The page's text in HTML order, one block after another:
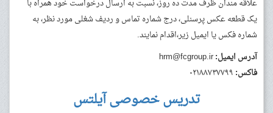
علاقه مندان ظرف مدت ده روز، نسبت به ارسال درخواست خود همراه با
یک قطعه عکس پرسنلی، درج شماره تماس و ردیف شغلی مورد نظر، به
شماره فکس یا ایمیل زیر،اقدام نمایند.
آدرس ایمیل:hrm@fcgroup.ir
فاکس:
تدریس خصوصی آیلتس